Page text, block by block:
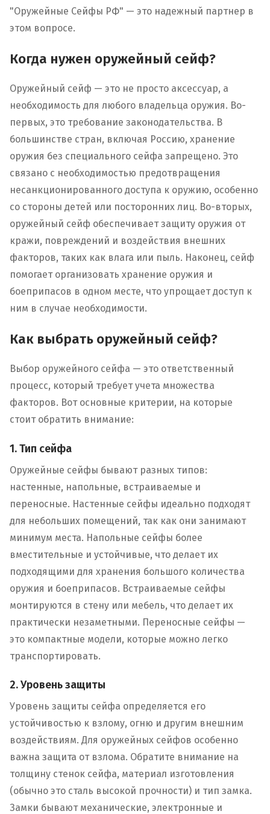
"Оружейные Сейфы РФ" — это надежный партнер в
этом вопросе.
Когда нужен оружейный сейф?
Оружейный сейф — это не просто аксессуар, а
необходимость для любого владельца оружия. Во-
первых, это требование законодательства. В
большинстве стран, включая Россию, хранение
оружия без специального сейфа запрещено. Это
связано с необходимостью предотвращения
несанкционированного доступа к оружию, особенно
со стороны детей или посторонних лиц. Во-вторых,
оружейный сейф обеспечивает защиту оружия от
кражи, повреждений и воздействия внешних
факторов, таких как влага или пыль. Наконец, сейф
помогает организовать хранение оружия и
боеприпасов в одном месте, что упрощает доступ к
ним в случае необходимости.
Как выбрать оружейный сейф?
Выбор оружейного сейфа — это ответственный
процесс, который требует учета множества
факторов. Вот основные критерии, на которые
стоит обратить внимание:
1. Тип сейфа
Оружейные сейфы бывают разных типов:
настенные, напольные, встраиваемые и
переносные. Настенные сейфы идеально подходят
для небольших помещений, так как они занимают
минимум места. Напольные сейфы более
вместительные и устойчивые, что делает их
подходящими для хранения большого количества
оружия и боеприпасов. Встраиваемые сейфы
монтируются в стену или мебель, что делает их
практически незаметными. Переносные сейфы —
это компактные модели, которые можно легко
транспортировать.
2. Уровень защиты
Уровень защиты сейфа определяется его
устойчивостью к взлому, огню и другим внешним
воздействиям. Для оружейных сейфов особенно
важна защита от взлома. Обратите внимание на
толщину стенок сейфа, материал изготовления
(обычно это сталь высокой прочности) и тип замка.
Замки бывают механические, электронные и